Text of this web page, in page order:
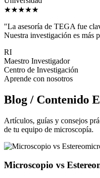
★★★★★
"La asesoría de TEGA fue
Nuestra investigación es más
RI
Maestro Investigador
Centro de Investigación
Aprende con nosotros
Blog / Contenido
Artículos, guías y consejos
de tu equipo de microscopía.
Microscopio vs